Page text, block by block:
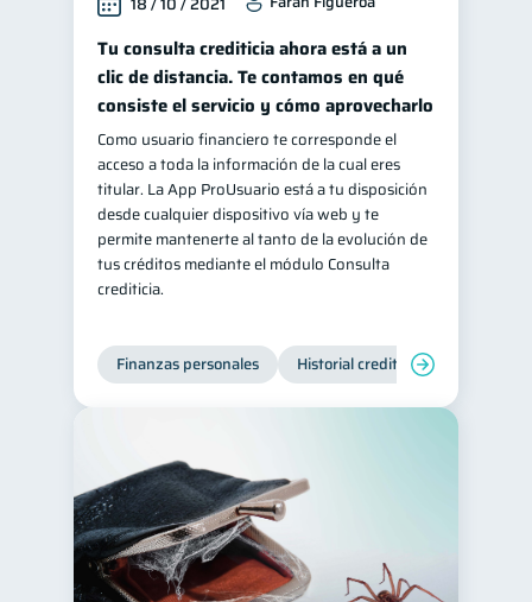
Tu consulta crediticia ahora está a un
clic de distancia. Te contamos en qué
consiste el servicio y cómo aprovecharlo
Como usuario financiero te corresponde el
acceso a toda la información de la cual eres
titular. La App ProUsuario está a tu disposición
desde cualquier dispositivo vía web y te
permite mantenerte al tanto de la evolución de
tus créditos mediante el módulo Consulta
crediticia.
Finanzas personales Historial crediticio